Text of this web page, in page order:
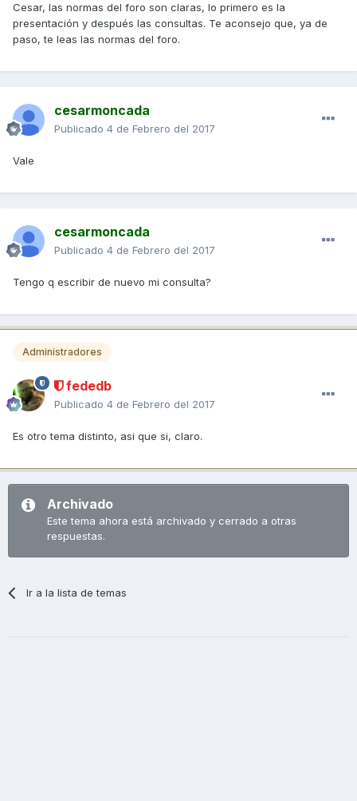
Cesar, las normas del foro son claras, lo primero es la
presentación y después las consultas. Te aconsejo que, ya de
paso, te leas las normas del foro.
cesarmoncada
Publicado 4 de Febrero del 2017
Vale
cesarmoncada
Publicado 4 de Febrero del 2017
Tengo q escribir de nuevo mi consulta?
Administradores
fededb
Publicado 4 de Febrero del 2017
Es otro tema distinto, asi que si, claro.
Archivado
Este tema ahora está archivado y cerrado a otras
respuestas.
Ir a la lista de temas